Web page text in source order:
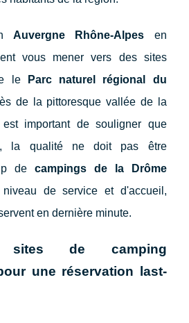
Auvergne Rhône-Alpes en
vous mener vers des sites
le
Parc naturel régional du
de la pittoresque vallée de la
important de souligner que
la qualité ne doit pas être
de campings de la Drôme
de service et d'accueil,
en dernière minute.
sites de camping
une réservation last-